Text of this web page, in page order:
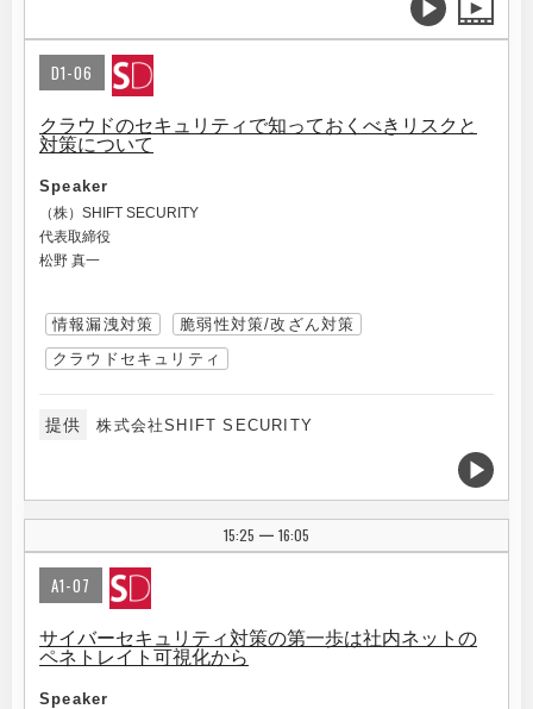
D1-06
クラウドのセキュリティで知っておくべきリスクと
対策について
Speaker
（株）SHIFT SECURITY
代表取締役
松野 真一
情報漏洩対策
脆弱性対策/改ざん対策
クラウドセキュリティ
提供 株式会社SHIFT SECURITY
15:25 | 16:05
A1-07
サイバーセキュリティ対策の第一歩は社内ネットの
ペネトレイト可視化から
Speaker